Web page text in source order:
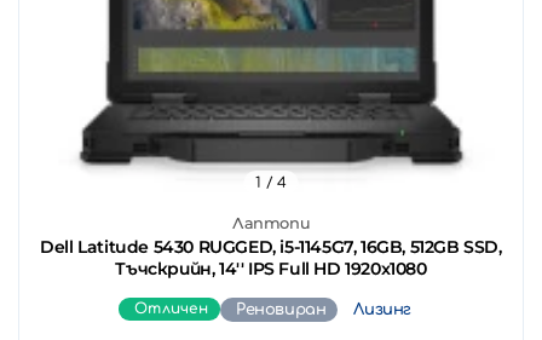
Лаптопи
Dell Latitude 5430 RUGGED, i5-1145G7, 16GB, 512GB SSD,
Тъчскрийн, 14'' IPS Full HD 1920x1080
1 / 4
Отличен Реновиран Лизинг